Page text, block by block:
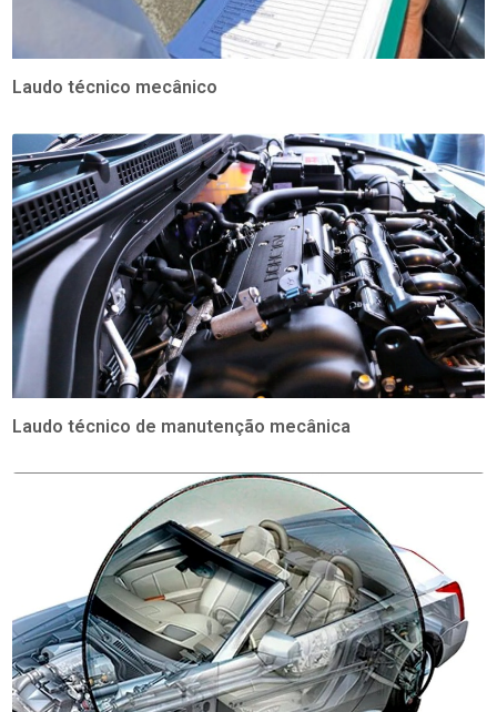
Laudo técnico mecânico
Laudo técnico de manutenção mecânica